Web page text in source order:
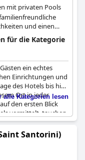
mit privaten Pools
und einen
von Oia gelegen,
Harmonie.
für die Kategorie
ein echtes
Einrichtungen und
des Hotels bis hin
Ort in jeder
den ersten Blick
vermittelt, tauchen
ein, die sie
wird das Hotel oft
Gästen ein
alle Kategorien lesen
Santorini)